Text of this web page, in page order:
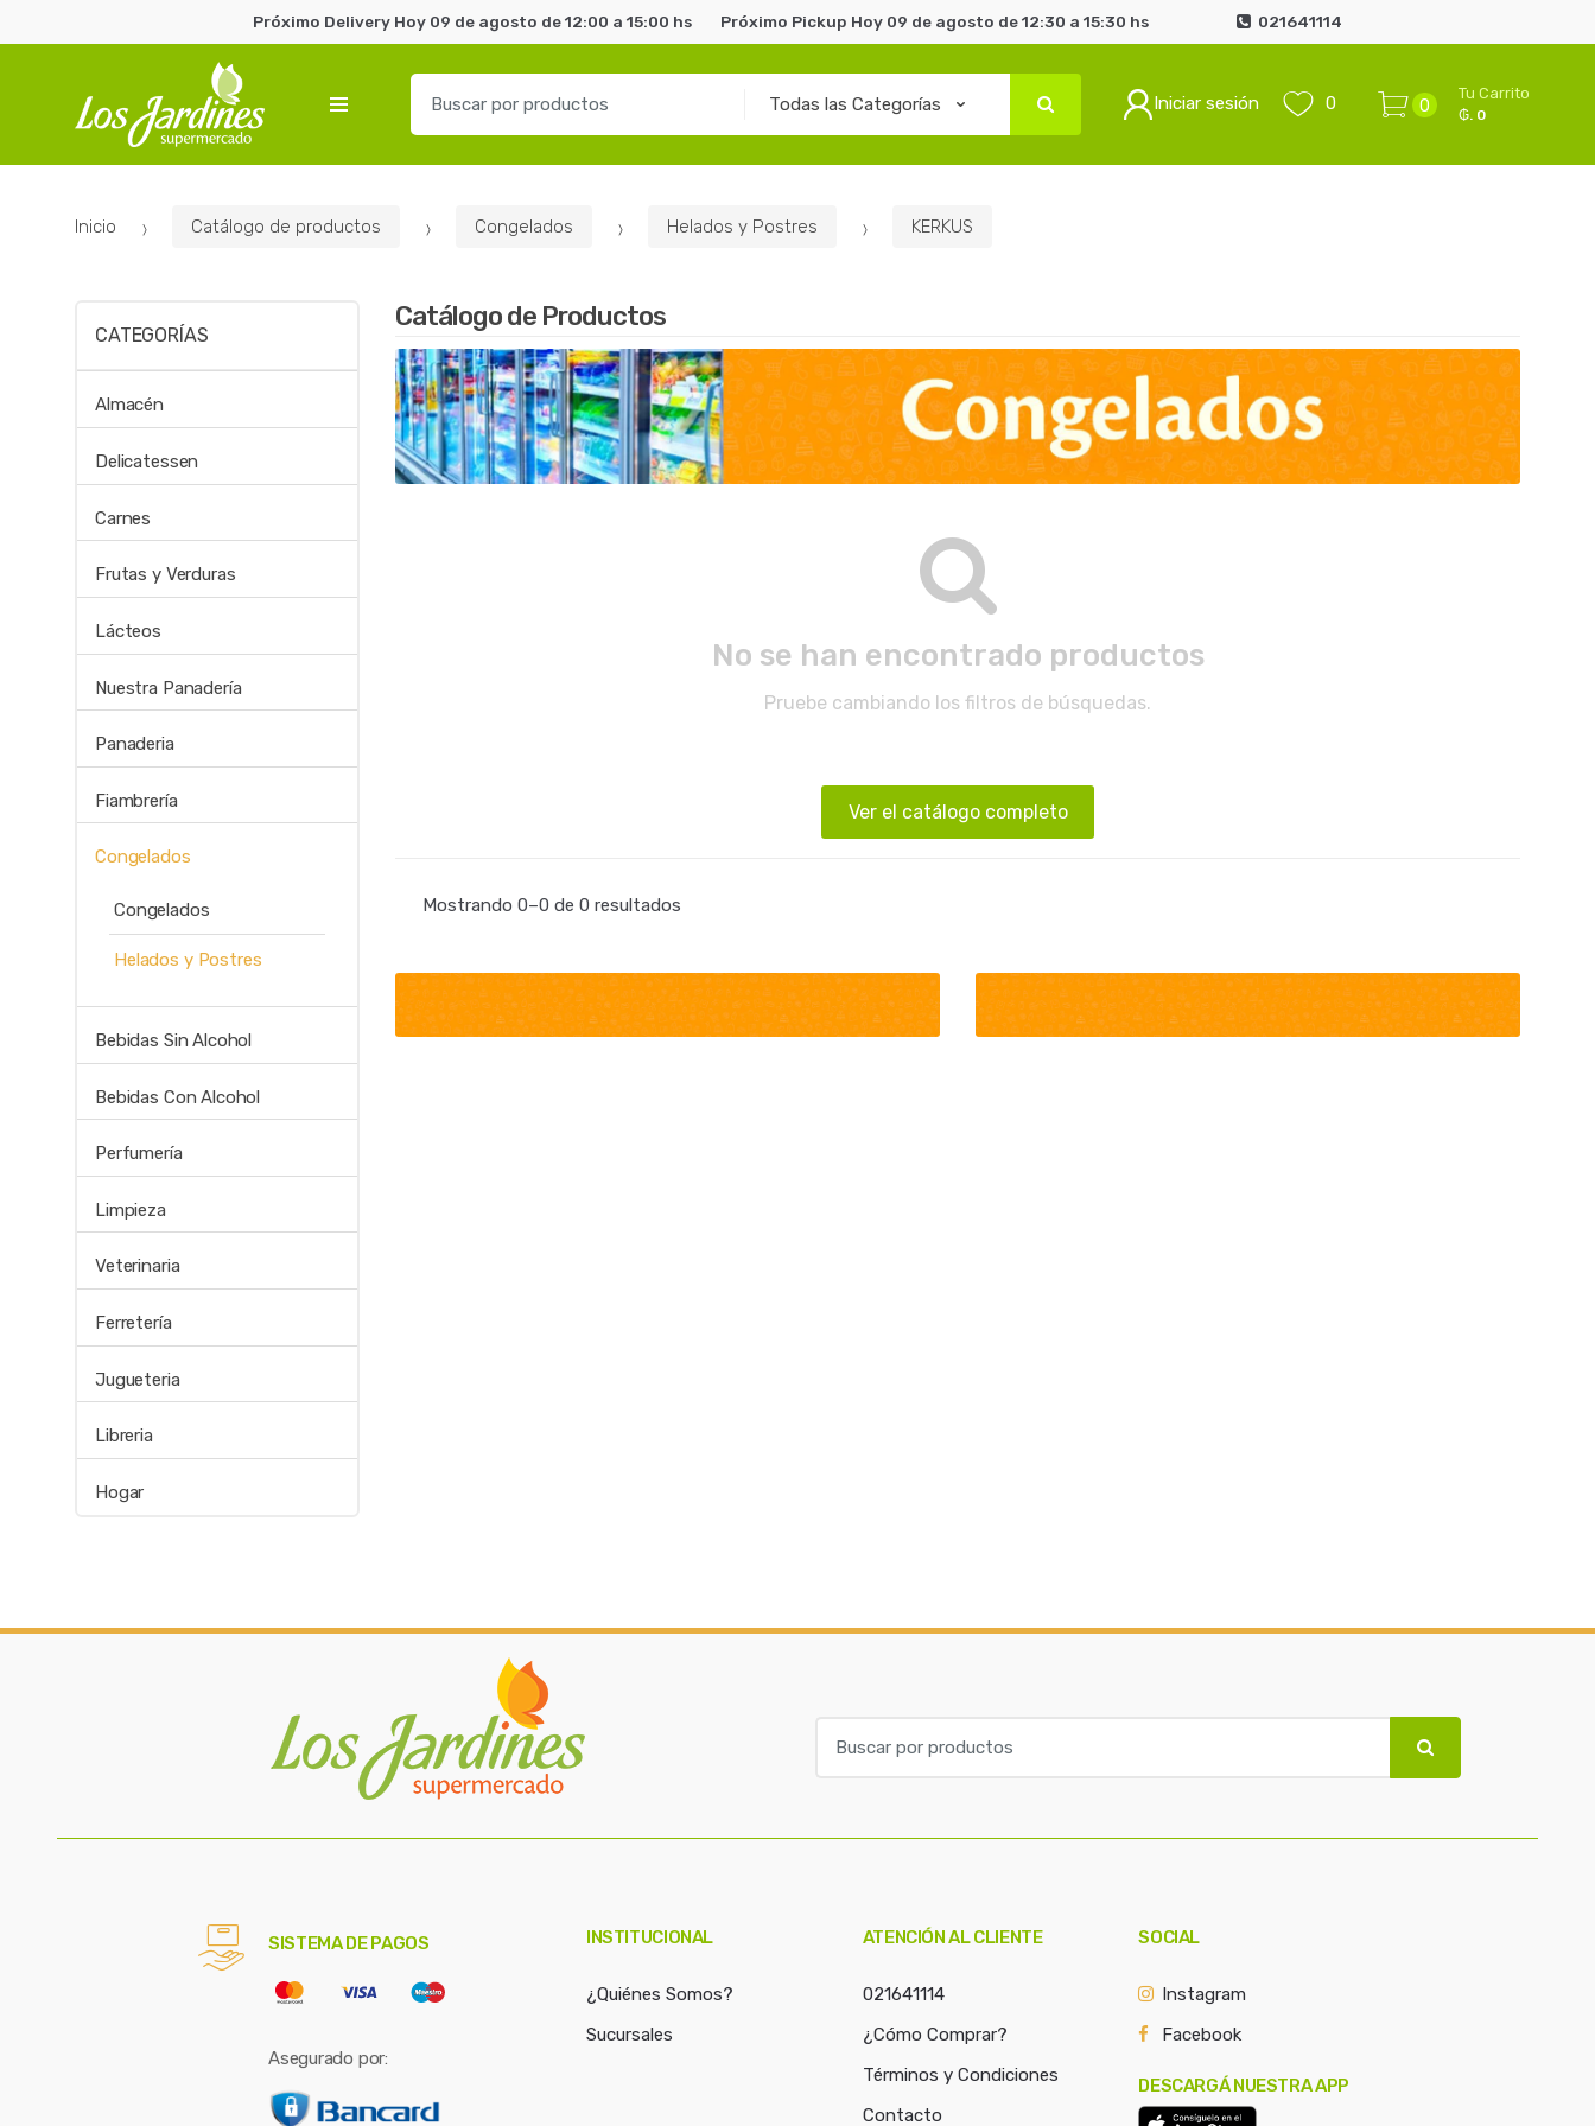
Próximo Delivery Hoy 09 de agosto de 12:00 a 15:00 hs Próximo Pickup Hoy 09 de agosto de 12:30 a 15:30 hs 021641114
r
Iniciar sesión 0 0
Tu Carrito
₲. 0
Inicio Catálogo de productos Congelados Helados y Postres KERKUS
Catálogo de Productos
No se han encontrado productos
Pruebe cambiando los filtros de búsquedas.
Ver el catálogo completo
Mostrando 0–0 de 0 resultados
CATEGORÍAS
Almacén
Delicatessen
Carnes
Frutas y Verduras
Lácteos
Nuestra Panadería
Panaderia
Fiambrería
Congelados
Congelados
Helados y Postres
Bebidas Sin Alcohol
Bebidas Con Alcohol
Perfumería
Limpieza
Veterinaria
Ferretería
Jugueteria
Libreria
Hogar
a
SISTEMA DE PAGOS
Asegurado por:
INSTITUCIONAL
¿Quiénes Somos?
Sucursales
ATENCIÓN AL CLIENTE
021641114
¿Cómo Comprar?
Términos y Condiciones
Contacto
SOCIAL
Instagram
Facebook
DESCARGÁ NUESTRA APP